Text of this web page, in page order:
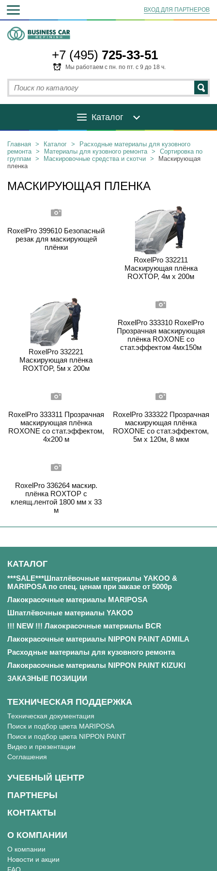
+7 (495) 725-33-51
Мы работаем с пн. по пт. с 9 до 18 ч.
ВХОД ДЛЯ ПАРТНЕРОВ
Каталог
Главная > Каталог >
Расходные материалы для кузовного
ремонта > Материалы для кузовного ремонта >
Сортировка по
группам
> Маскировочные средства и скотчи >
Маскирующая
пленка
МАСКИРУЮЩАЯ ПЛЕНКА
RoxelPro 399610 Безопасный
резак для маскирующей
плёнки
RoxelPro 332211
Маскирующая плёнка
ROXTOP, 4м х 200м
RoxelPro 332221
Маскирующая плёнка
ROXTOP, 5м х 200м
RoxelPro 333310 RoxelPro
Прозрачная маскирующая
плёнка ROXONE со
стат.эффектом 4мх150м
RoxelPro 333311 Прозрачная
маскирующая плёнка
ROXONE со стат.эффектом,
4х200 м
RoxelPro 333322 Прозрачная
маскирующая плёнка
ROXONE со стат.эффектом,
5м х 120м, 8 мкм
RoxelPro 336264 маскир.
плёнка ROXTOP с
клеящ.лентой 1800 мм х 33
м
КАТАЛОГ
***SALE***Шпатлёвочные материалы YAKOO &
MARIPOSA по спец. ценам при заказе от 5000р
Лакокрасочные материалы MARIPOSA
Шпатлёвочные материалы YAKOO
!!! NEW !!! Лакокрасочные материалы BCR
Лакокрасочные материалы NIPPON PAINT ADMILA
Расходные материалы для кузовного ремонта
Лакокрасочные материалы NIPPON PAINT KIZUKI
ЗАКАЗНЫЕ ПОЗИЦИИ
ТЕХНИЧЕСКАЯ ПОДДЕРЖКА
Техническая документация
Поиск и подбор цвета MARIPOSA
Поиск и подбор цвета NIPPON PAINT
Видео и презентации
Соглашения
УЧЕБНЫЙ ЦЕНТР
ПАРТНЕРЫ
КОНТАКТЫ
О КОМПАНИИ
О компании
Новости и акции